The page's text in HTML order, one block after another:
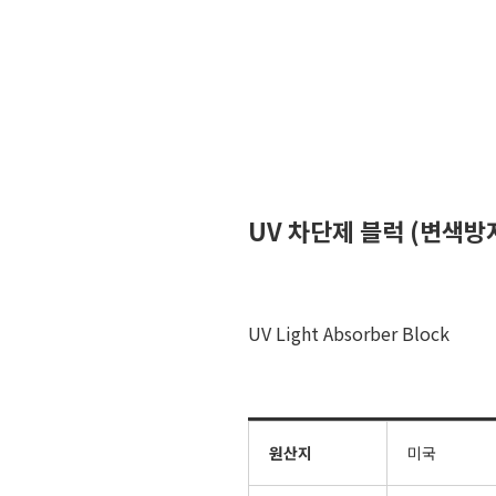
UV 차단제 블럭 (변색방
UV Light Absorber Block
원산지 미국